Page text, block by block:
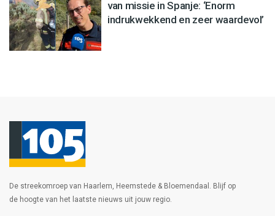
van missie in Spanje: ‘Enorm
indrukwekkend en zeer waardevol’
De streekomroep van Haarlem, Heemstede & Bloemendaal. Blijf op
de hoogte van het laatste nieuws uit jouw regio.